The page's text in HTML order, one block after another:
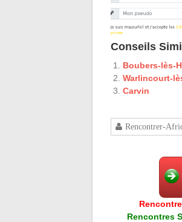
Conseils
Boubers-lès-
Warlincourt-
Carvin
Rencontrer-
Rencontres